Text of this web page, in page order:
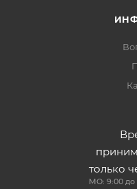
только
МО: 9:00 до